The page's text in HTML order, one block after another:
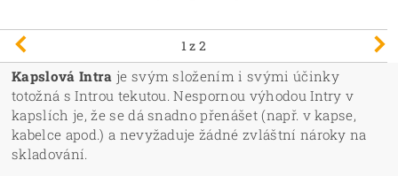
1z 2
Kapslová Intra je svým složením i svými účinky
totožná s Introu tekutou. Nespornou výhodou Intry v
kapslích je, že se dá snadno přenášet (např. v kapse,
kabelce apod.) a nevyžaduje žádné zvláštní nároky na
skladování.